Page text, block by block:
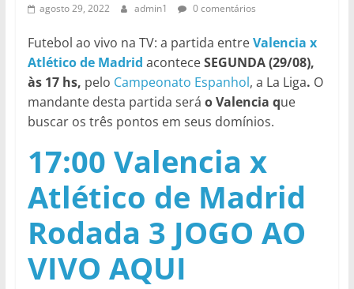
agosto 29, 2022 admin1 0 comentários
Futebol ao vivo na TV: a partida entreValencia x
Atlético de Madrid aconteceSEGUNDA (29/08),
às 17 hs, pelo Campeonato Espanhol, a La Liga. O
mandante desta partida será o Valencia que
buscar os três pontos em seus domínios.
17:00 Valencia x
Atlético de Madrid
Rodada 3 JOGO AO
VIVO AQUI